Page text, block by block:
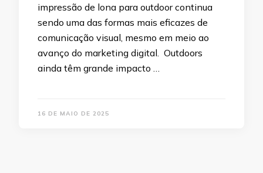
impressão de lona para outdoor continua
sendo uma das formas mais eficazes de
comunicação visual, mesmo em meio ao
avanço do marketing digital. Outdoors
ainda têm grande impacto …
16 DE MAIO DE 2025